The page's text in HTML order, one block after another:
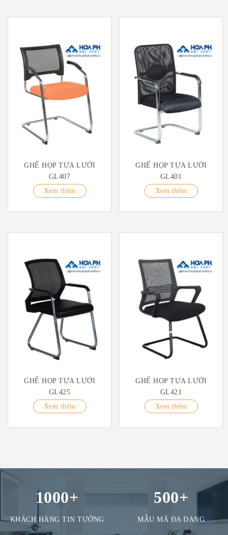
GHẾ HỌP TỰA LƯỚI
GL407
Xem thêm
GHẾ HỌP TỰA LƯỚI
GL401
Xem thêm
GHẾ HỌP TỰA LƯỚI
GL425
Xem thêm
GHẾ HỌP TỰA LƯỚI
GL421
Xem thêm
1000+
KHÁCH HÀNG TIN TƯỞNG
500+
MẪU MÃ ĐA DẠNG